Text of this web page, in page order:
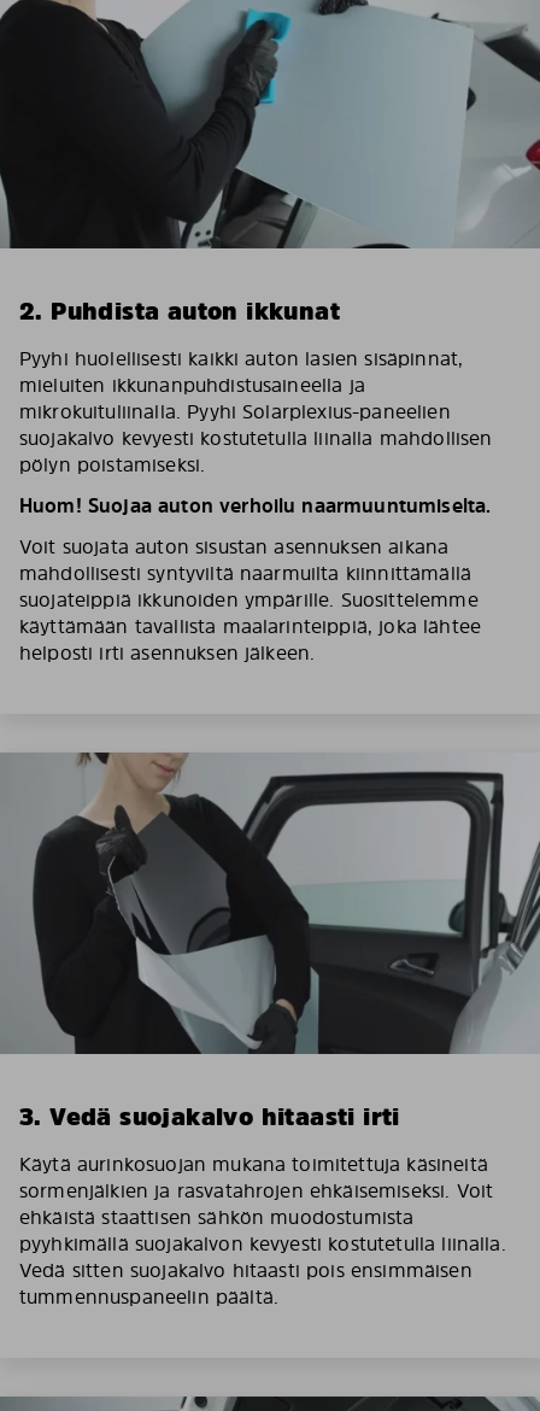
2. Puhdista auton ikkunat
Pyyhi huolellisesti kaikki auton lasien sisäpinnat,
mieluiten ikkunanpuhdistusaineella ja
mikrokuituliinalla. Pyyhi Solarplexius-paneelien
suojakalvo kevyesti kostutetulla liinalla mahdollisen
pölyn poistamiseksi.
Huom! Suojaa auton verhoilu naarmuuntumiselta.
Voit suojata auton sisustan asennuksen aikana
mahdollisesti syntyviltä naarmuilta kiinnittämällä
suojateippiä ikkunoiden ympärille. Suosittelemme
käyttämään tavallista maalarinteippiä, joka lähtee
helposti irti asennuksen jälkeen.
3. Vedä suojakalvo hitaasti irti
Käytä aurinkosuojan mukana toimitettuja käsineitä
sormenjälkien ja rasvatahrojen ehkäisemiseksi. Voit
ehkäistä staattisen sähkön muodostumista
pyyhkimällä suojakalvon kevyesti kostutetulla liinalla.
Vedä sitten suojakalvo hitaasti pois ensimmäisen
tummennuspaneelin päältä.